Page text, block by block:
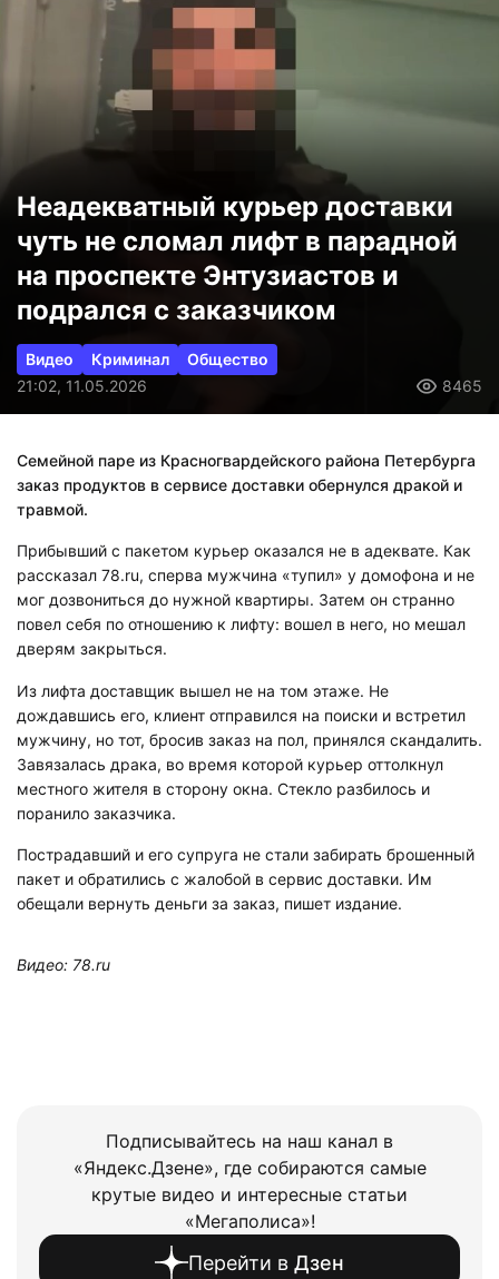
Неадекватный курьер доставки
чуть не сломал лифт в парадной
на проспекте Энтузиастов и
подрался с заказчиком
Видео Криминал
Общество
21:02, 11.05.2026
8465
Семейной паре из Красногвардейского района Петербурга
заказ продуктов в сервисе доставки обернулся дракой и
травмой.
Прибывший с пакетом курьер оказался не в адеквате. Как
рассказал 78.ru, сперва мужчина «тупил» у домофона и не
мог дозвониться до нужной квартиры. Затем он странно
повел себя по отношению к лифту: вошел в него, но мешал
дверям закрыться.
Из лифта доставщик вышел не на том этаже. Не
дождавшись его, клиент отправился на поиски и встретил
мужчину, но тот, бросив заказ на пол, принялся скандалить.
Завязалась драка, во время которой курьер оттолкнул
местного жителя в сторону окна. Стекло разбилось и
поранило заказчика.
Пострадавший и его супруга не стали забирать брошенный
пакет и обратились с жалобой в сервис доставки. Им
обещали вернуть деньги за заказ, пишет издание.
Видео: 78.ru
Подписывайтесь на наш канал в
«Яндекс.Дзене», где собираются самые
крутые видео и интересные статьи
«Мегаполиса»!
Перейти в Дзен